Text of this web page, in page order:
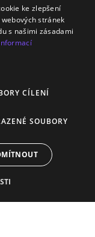
ke zlepšení
stránek
s našimi zásadami
CÍLENÍ
SOUBORY